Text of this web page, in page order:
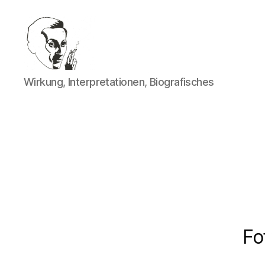
Walter
Mehring
Wirkung, Interpretationen, Biografisches